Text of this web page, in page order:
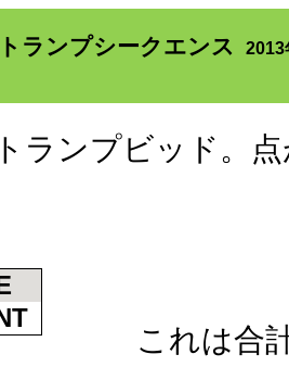
ランプシークエンス 2013
プビッド。点
これは合計